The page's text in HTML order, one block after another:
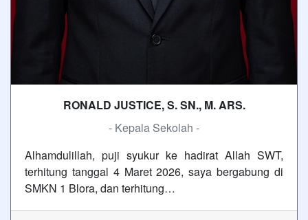
RONALD JUSTICE, S. SN., M. ARS.
- Kepala Sekolah -
Alhamdulillah, puji syukur ke hadirat Allah SWT,
terhitung tanggal 4 Maret 2026, saya bergabung di
SMKN 1 Blora, dan terhitung…